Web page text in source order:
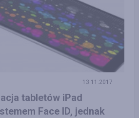
13.11.2017
tabletów iPad
Face ID, jednak